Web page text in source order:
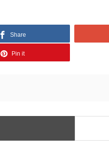
Share
Pin it